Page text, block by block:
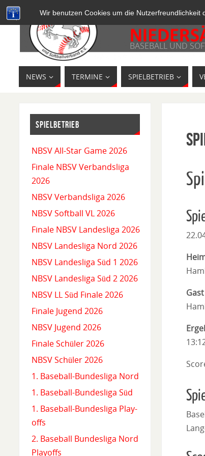
Wir benutzen Cookies um die Nutzerfreundlichkeit
BASEBALL UND
NEWS TERMINE SPIELBETRIEB
Gast
SPIELBETRIEB
NBSV All-Star Game 2026
Finale NBSV Verbandsliga
2026
NBSV Verbandsliga 2026
NBSV Softball VL 2026
Finale NBSV Landesliga 2026
NBSV Landesliga Nord 2026
NBSV Landesliga Süd 1 2026
NBSV Landesliga Süd 2 2026
NBSV LL Süd Finale 2026
Finale Jugend 2026
NBSV Jugend 2026
Finale Schüler 2026
NBSV Schüler 2026
1. Baseball-Bundesliga Nord
1. Baseball-Bundesliga Süd
1. Baseball-Bundesliga Play-
offs
2. Baseball Bundesliga Nord
Playoffs